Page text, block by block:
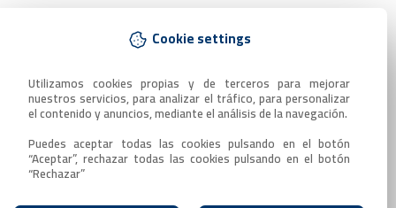
Cookie settings
Utilizamos cookies propias y de terceros para mejorar
nuestros servicios, para analizar el tráfico, para personalizar
el contenido y anuncios, mediante el análisis de la navegación.
Puedes aceptar todas las cookies pulsando en el botón
“Aceptar”, rechazar todas las cookies pulsando en el botón
“Rechazar”